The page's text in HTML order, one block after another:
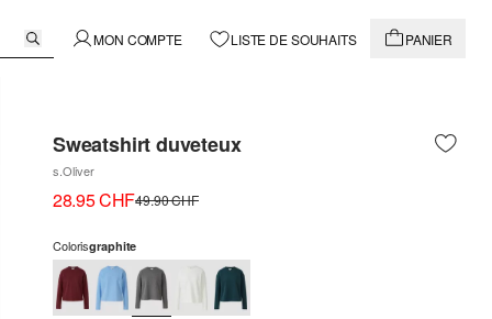
MON COMPTE LISTE DE SOUHAITS PANIER
Sweatshirt duveteux
s.Oliver
28.95 CHF49.90 CHF
Colorisgraphite